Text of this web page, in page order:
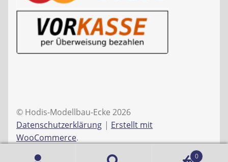
© Hodis-Modellbau-Ecke 2026
Datenschutzerklärung
Erstellt mit
WooCommerce.
0